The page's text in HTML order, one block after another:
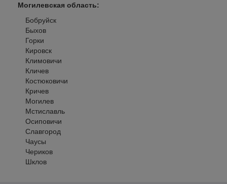
Могилевская область:
Бобруйск
Быхов
Горки
Кировск
Климовичи
Кличев
Костюковичи
Кричев
Могилев
Мстиславль
Осиповичи
Славгород
Чаусы
Чериков
Шклов